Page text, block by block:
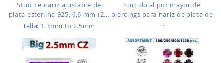
Stud de nariz ajustable de
plata esterlina 925, 0,6 mm (2...
Talla: 1.3mm to 2.5mm
Surtido al por mayor de
piercings para nariz de plata de
...